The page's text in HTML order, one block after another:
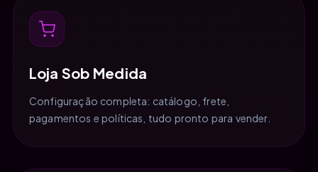
Loja Sob Medida
Configuração completa: catálogo, frete,
pagamentos e políticas, tudo pronto para vender.